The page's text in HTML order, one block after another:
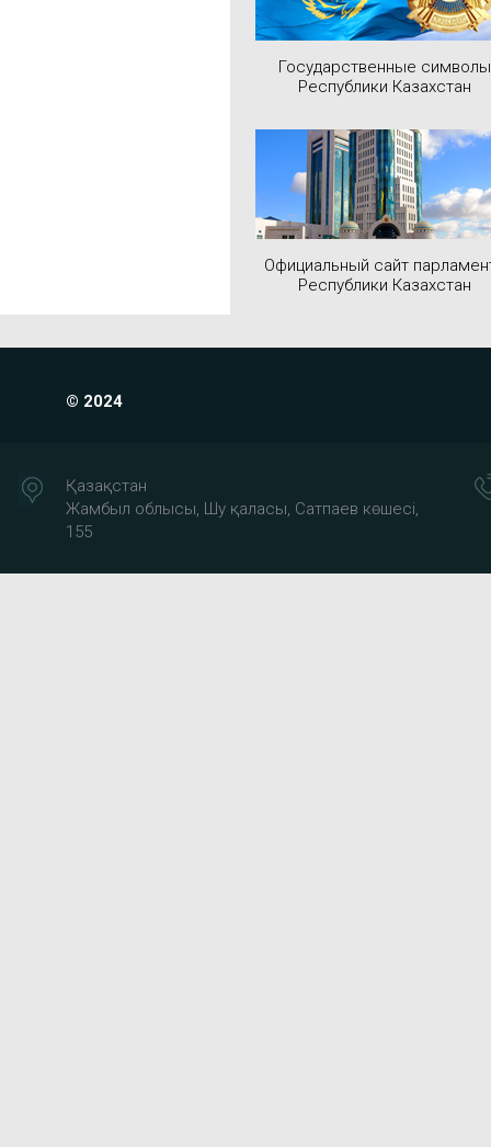
Государственные символы
Республики Казахстан
Официальный сайт
Республики Казахстан
© 2024
Қазақстан
Жамбыл облысы, Шу қаласы, Сатпаев көшесі,
155